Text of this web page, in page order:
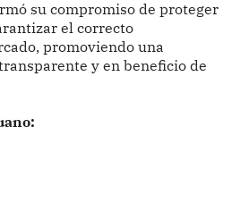
su compromiso de proteger
el correcto
promoviendo una
y en beneficio de